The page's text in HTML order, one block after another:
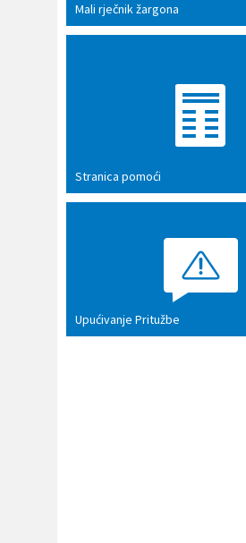
Mali rječnik žargona
Stranica pomoći
Upućivanje Pritužbe